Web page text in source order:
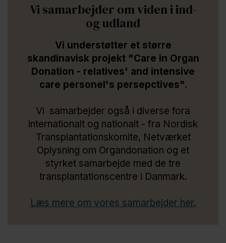
Vi samarbejder om viden i ind-
og udland
Vi understøtter et større
skandinavisk projekt "Care in Organ
Donation - relatives' and intensive
care personel's persepctives".
Vi samarbejder også i diverse fora
internationalt og nationalt - fra Nordisk
Transplantationskomite, Netværket
Oplysning om Organdonation og et
styrket samarbejde med de tre
transplantationscentre i Danmark.
Læs mere om vores samarbejder her.